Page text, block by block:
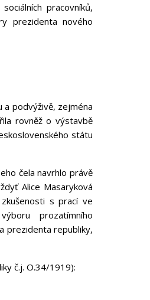
pracovníků,
prezidenta nového
a podvýživě, zejména
rovněž o výstavbě
státu
čela navrhlo právě
Alice Masaryková
s prací ve
prozatímního
prezidenta republiky,
č.j. O.34/1919):